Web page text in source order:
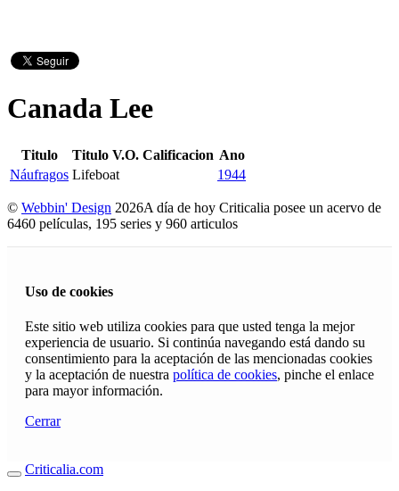
Canada Lee
Titulo Titulo V.O. Calificacion Ano
Náufragos Lifeboat 1944
© Webbin' Design 2026A día de hoy Criticalia posee un acervo de
6460 películas, 195 series y 960 articulos
Uso de cookies
Este sitio web utiliza cookies para que usted tenga la mejor
experiencia de usuario. Si continúa navegando está dando su
consentimiento para la aceptación de las mencionadas cookies
y la aceptación de nuestra política de cookies, pinche el enlace
para mayor información.
Cerrar
Criticalia.com